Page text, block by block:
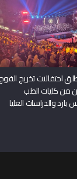
احتفالات تخريج الفوج
من كليات الطب
والدراسات العليا